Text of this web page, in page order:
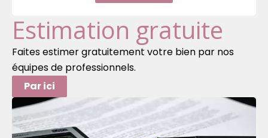
Estimation gratuite
Faites estimer gratuitement votre bien par nos
équipes de professionnels.
Par ici